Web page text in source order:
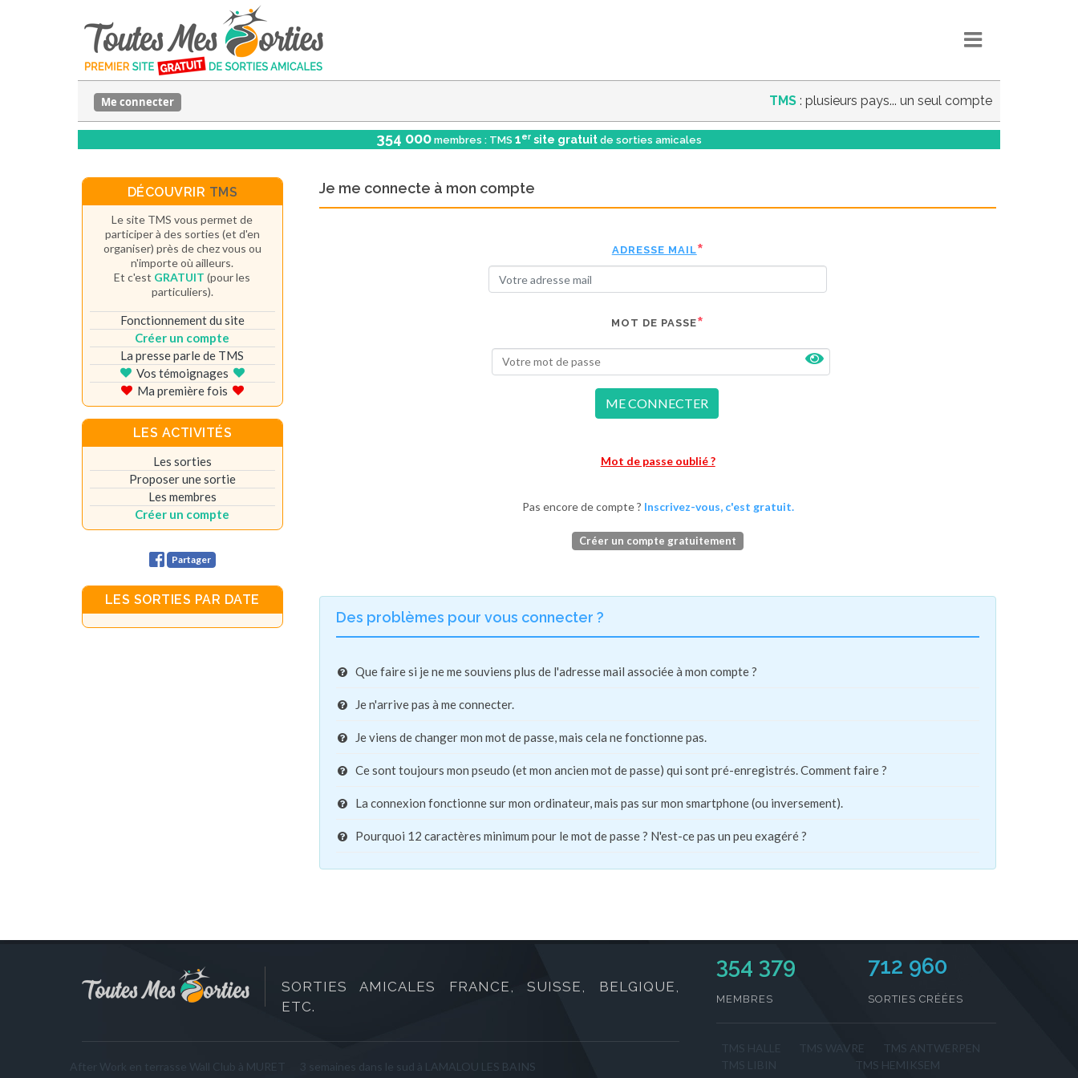
TMS : plusieurs pays... un seul compte
Me connecter
354 000 membres : TMS 1er site gratuit de sorties amicales
Je me connecte à mon compte
ADRESSE MAIL
MOT DE PASSE
ME CONNECTER
Mot de passe oublié ?
Pas encore de compte ? Inscrivez-vous, c'est gratuit.
Créer un compte gratuitement
Des problèmes pour vous connecter ?
Que faire si je ne me souviens plus de l'adresse mail associée à mon compte ?
Je n'arrive pas à me connecter.
Je viens de changer mon mot de passe, mais cela ne fonctionne pas.
Ce sont toujours mon pseudo (et mon ancien mot de passe) qui sont pré-enregistrés. Comment faire ?
La connexion fonctionne sur mon ordinateur, mais pas sur mon smartphone (ou inversement).
Pourquoi 12 caractères minimum pour le mot de passe ? N'est-ce pas un peu exagéré ?
DÉCOUVRIR TMS
Le site TMS vous permet de
participer à des sorties (et d'en
organiser) près de chez vous ou
n'importe où ailleurs.
Et c'est GRATUIT (pour les
particuliers).
Fonctionnement du site
Créer un compte
La presse parle de TMS
Vos témoignages
Ma première fois
LES ACTIVITÉS
Les sorties
Proposer une sortie
Les membres
Créer un compte
Partager
LES SORTIES PAR DATE
SORTIES AMICALES FRANCE, SUISSE, BELGIQUE,
ETC.
After Work en terrasse Wall Club à MURET
3 semaines dans le sud à LAMALOU LES BAINS
354 379
MEMBRES
712 960
SORTIES CRÉÉES
TMS WAVRE
TMS ANTWERPEN
TMS HEMIKSEM